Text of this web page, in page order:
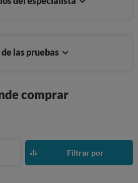
las pruebas
comprar
Filtrar por